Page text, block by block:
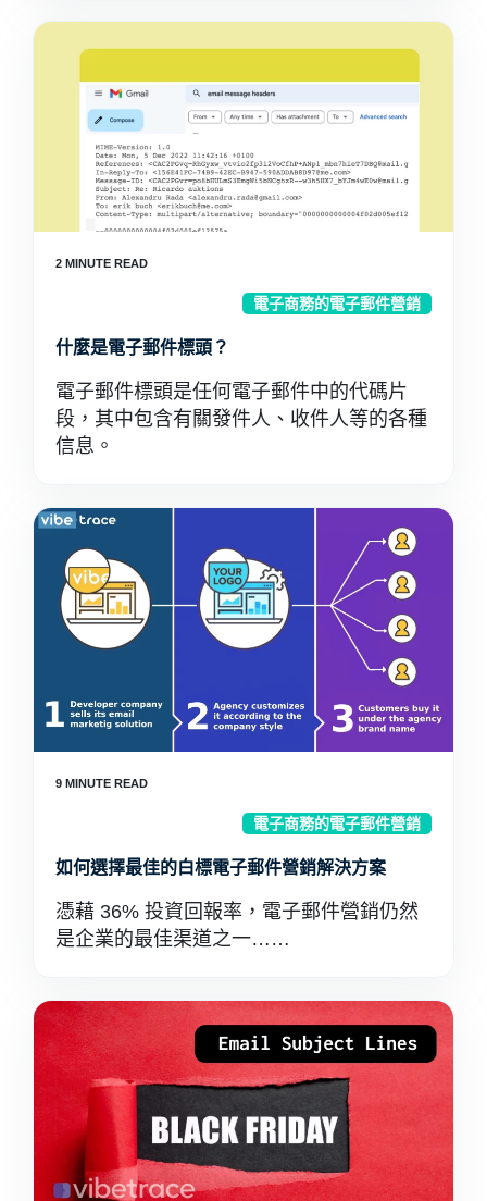
電子商務的電子郵件營銷
什麼是電子郵件標頭？
電子郵件標頭是任何電子郵件中的代碼片
段，其中包含有關發件人、收件人等的各種
信息。
電子商務的電子郵件營銷
如何選擇最佳的白標電子郵件營銷解決方案
憑藉 36% 投資回報率，電子郵件營銷仍然
是企業的最佳渠道之一……